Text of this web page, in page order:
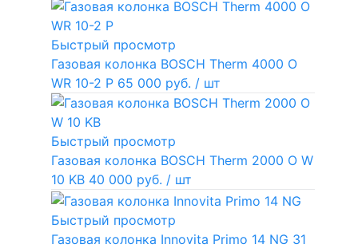
Быстрый просмотр
Газовая колонка BOSCH Therm 4000 O
WR 10-2 P 65 000 руб. / шт
Быстрый просмотр
Газовая колонка BOSCH Therm 2000 O W
10 KB 40 000 руб. / шт
Быстрый просмотр
Газовая колонка Innovita Primo 14 NG 31